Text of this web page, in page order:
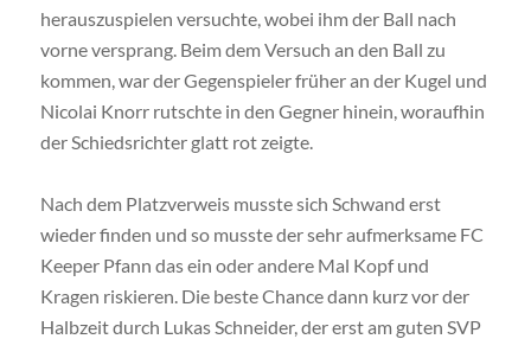
herauszuspielen versuchte, wobei ihm der Ball nach
vorne versprang. Beim dem Versuch an den Ball zu
kommen, war der Gegenspieler früher an der Kugel und
Nicolai Knorr rutschte in den Gegner hinein, woraufhin
der Schiedsrichter glatt rot zeigte.
Nach dem Platzverweis musste sich Schwand erst
wieder finden und so musste der sehr aufmerksame FC
Keeper Pfann das ein oder andere Mal Kopf und
Kragen riskieren. Die beste Chance dann kurz vor der
Halbzeit durch Lukas Schneider, der erst am guten SVP